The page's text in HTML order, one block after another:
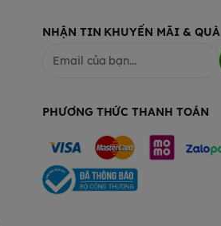
NHẬN TIN KHUYẾN MÃI & QUÀ
PHƯƠNG THỨC THANH TOÁN